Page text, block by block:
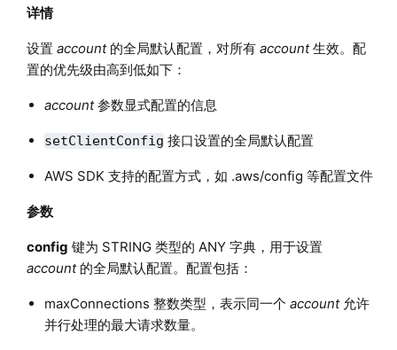
详情
设置 account的全局默认配置，对所有 account生效。配
置的优先级由高到低如下：
account参数显式配置的信息
setClientConfig 接口设置的全局默认配置
AWS SDK 支持的配置方式，如 .aws/config 等配置文件
参数
config 键为 STRING 类型的 ANY 字典，用于设置
account的全局默认配置。配置包括：
maxConnections 整数类型，表示同一个 account允许
并行处理的最大请求数量。